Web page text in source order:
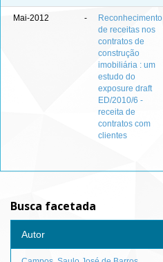
Mai-2012 -
Reconhecimento
de receitas nos
contratos de
construção
imobiliária : um
estudo do
exposure draft
ED/2010/6 -
receita de
contratos com
clientes
Busca facetada
Autor